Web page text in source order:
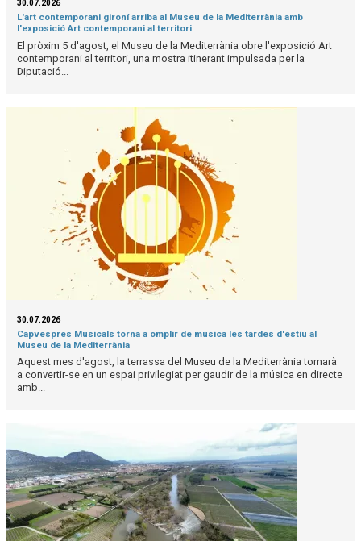
30.07.2026
L'art contemporani gironí arriba al Museu de la Mediterrània amb
l'exposició Art contemporani al territori
El pròxim 5 d'agost, el Museu de la Mediterrània obre l'exposició Art
contemporani al territori, una mostra itinerant impulsada per la
Diputació...
30.07.2026
Capvespres Musicals torna a omplir de música les tardes d'estiu al
Museu de la Mediterrània
Aquest mes d'agost, la terrassa del Museu de la Mediterrània tornarà
a convertir-se en un espai privilegiat per gaudir de la música en directe
amb...